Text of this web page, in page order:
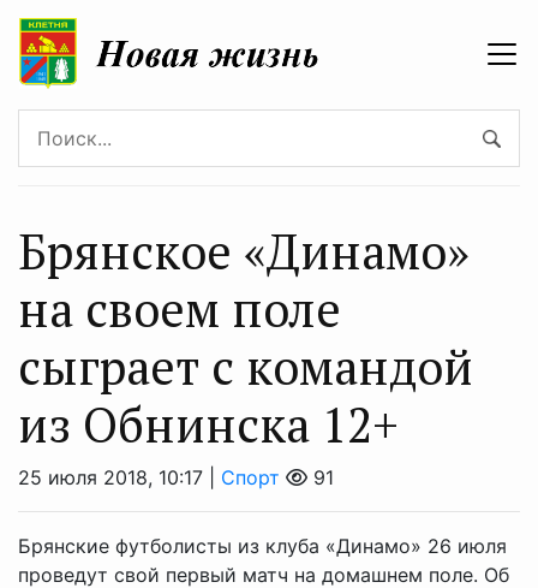
Брянское «Динамо»
на своем поле
сыграет с командой
из Обнинска 12+
25 июля 2018, 10:17 | Спорт 91
Брянские футболисты из клуба «Динамо» 26 июля
проведут свой первый матч на домашнем поле. Об